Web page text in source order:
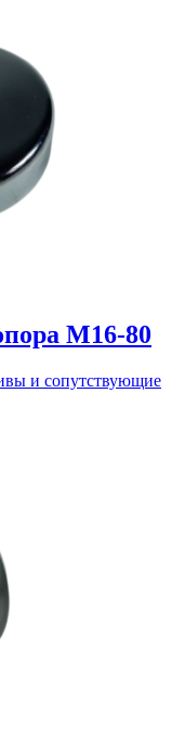
М16-80
и сопутствующие